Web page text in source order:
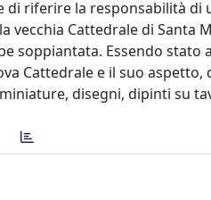
di riferire la responsabilità
Cattedrale di Santa
soppiantata. Essendo stato
Cattedrale e il suo
disegni, dipinti su